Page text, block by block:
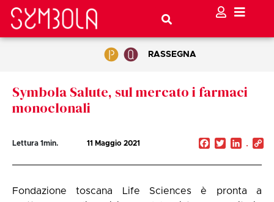
RASSEGNA
Symbola Salute, sul mercato i farmaci
monoclonali
Lettura 1min. 11 Maggio 2021 Facebook
Twitter
Fondazione toscana Life Sciences è pronta a